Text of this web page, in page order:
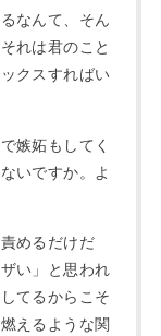
なんて、そん
れは君のこと
クスすればい
嫉妬もしてく
いですか。よ
めるだけだ
い」と思われ
てるからこそ
えるような関